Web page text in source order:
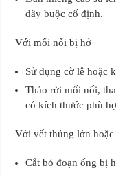
dây buộc cố định.
Với mối nối bị hở
Sử dụng cờ lê hoặc
Tháo rời mối nối,
có kích thước phù
Với vết thủng lớn
Cắt bỏ đoạn ống bị